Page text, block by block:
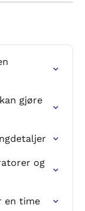
gjøre
og
en time